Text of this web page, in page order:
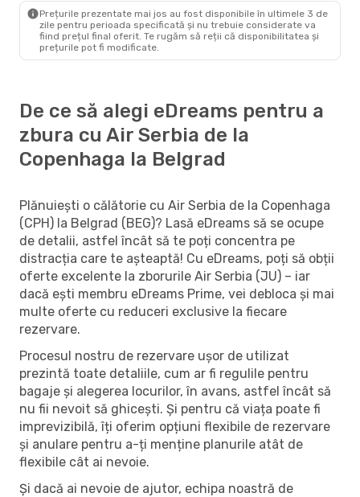
Prețurile prezentate mai jos au fost disponibile în ultimele 3 de
zile pentru perioada specificată și nu trebuie considerate va
fiind prețul final oferit. Te rugăm să reții că disponibilitatea și
prețurile pot fi modificate.
De ce să alegi eDreams pentru a
zbura cu Air Serbia de la
Copenhaga la Belgrad
Plănuiești o călătorie cu Air Serbia de la Copenhaga
(CPH) la Belgrad (BEG)? Lasă eDreams să se ocupe
de detalii, astfel încât să te poți concentra pe
distracția care te așteaptă! Cu eDreams, poți să obții
oferte excelente la zborurile Air Serbia (JU) – iar
dacă ești membru eDreams Prime, vei debloca și mai
multe oferte cu reduceri exclusive la fiecare
rezervare.
Procesul nostru de rezervare ușor de utilizat
prezintă toate detaliile, cum ar fi regulile pentru
bagaje și alegerea locurilor, în avans, astfel încât să
nu fii nevoit să ghicești. Și pentru că viața poate fi
imprevizibilă, îți oferim opțiuni flexibile de rezervare
și anulare pentru a-ți menține planurile atât de
flexibile cât ai nevoie.
Și dacă ai nevoie de ajutor, echipa noastră de